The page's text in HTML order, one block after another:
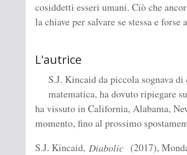
cosiddetti esseri umani. Ciò che
la chiave per salvare se stessa e
L'autrice
S.J. Kincaid da piccola sognava
matematica, ha dovuto ripiegare
ha vissuto in California, Alabama,
momento, fino al prossimo
S.J. Kincaid, Diabolic (2017),